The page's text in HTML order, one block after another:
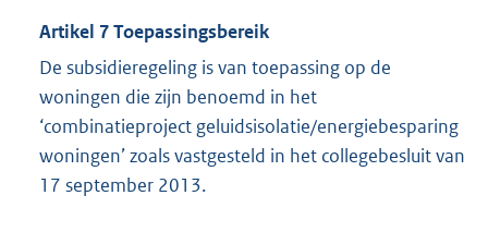
Artikel 7 Toepassingsbereik
De subsidieregeling is van toepassing op de
woningen die zijn benoemd in het
‘combinatieproject geluidsisolatie/energiebesparing
woningen’ zoals vastgesteld in het collegebesluit van
17 september 2013.